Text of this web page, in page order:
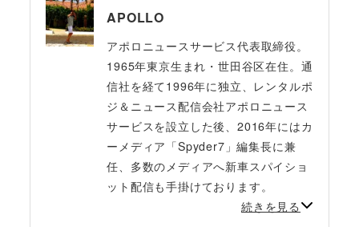
APOLLO
アポロニュースサービス代表取締役。
1965年東京生まれ・世田谷区在住。通
信社を経て1996年に独立、レンタルポ
ジ＆ニュース配信会社アポロニュース
サービスを設立した後、2016年にはカ
ーメディア「Spyder7」編集長に兼
任、多数のメディアへ新車スパイショ
ット配信も手掛けております。
続きを見る